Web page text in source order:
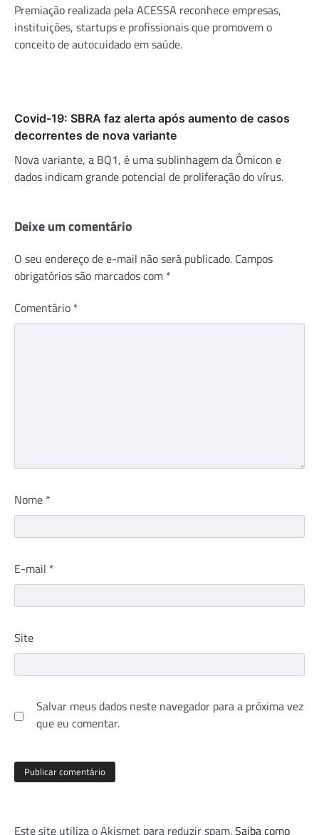
Premiação realizada pela ACESSA reconhece empresas,
instituições, startups e profissionais que promovem o
conceito de autocuidado em saúde.
Covid-19: SBRA faz alerta após aumento de casos
decorrentes de nova variante
Nova variante, a BQ1, é uma sublinhagem da Ômicon e
dados indicam grande potencial de proliferação do vírus.
Deixe um comentário
O seu endereço de e-mail não será publicado. Campos
obrigatórios são marcados com *
Comentário *
Nome *
E-mail *
Site
Salvar meus dados neste navegador para a próxima vez
que eu comentar.
Este site utiliza o Akismet para reduzir spam.Saiba como